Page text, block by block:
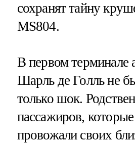
сохранят тайну
MS804.
В первом терминале
Шарль де Голль не
только шок.
пассажиров,
провожали своих